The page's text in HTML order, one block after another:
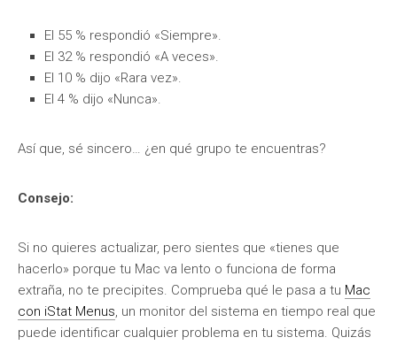
El 55 % respondió «Siempre».
El 32 % respondió «A veces».
El 10 % dijo «Rara vez».
El 4 % dijo «Nunca».
Así que, sé sincero… ¿en qué grupo te encuentras?
Consejo:
Si no quieres actualizar, pero sientes que «tienes que
hacerlo» porque tu Mac va lento o funciona de forma
extraña, no te precipites. Comprueba qué le pasa a tu Mac
con iStat Menus, un monitor del sistema en tiempo real que
puede identificar cualquier problema en tu sistema. Quizás